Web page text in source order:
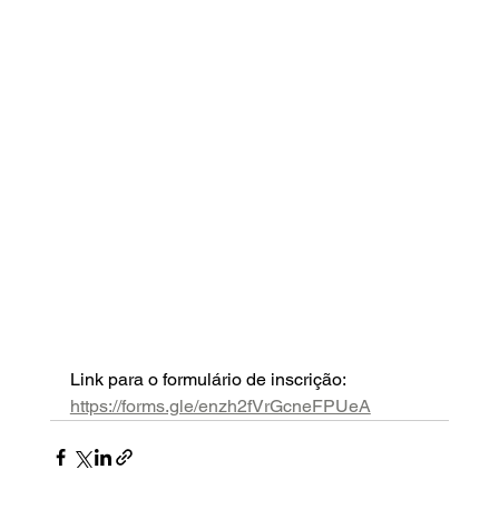
Link para o formulário de inscrição:
https://forms.gle/enzh2fVrGcneFPUeA